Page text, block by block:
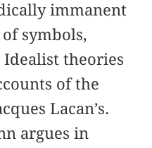
immanent
symbols,
theories
of the
Lacan’s.
argues in